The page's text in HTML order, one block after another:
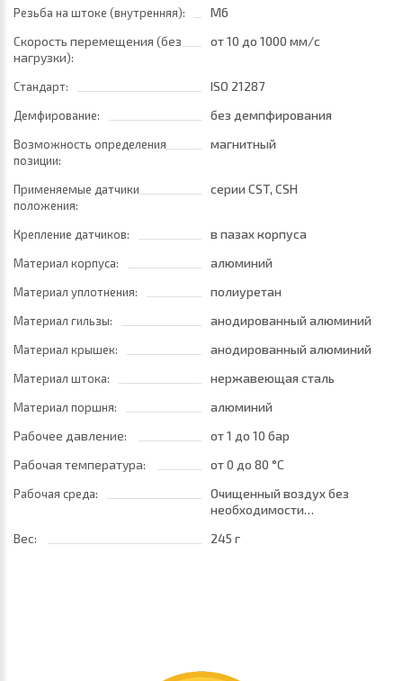
Резьба на штоке (внутренняя):
M6
Скорость перемещения (без
нагрузки):
от 10 до 1000 мм/с
Стандарт: ISO 21287
Демфирование: без демпфирования
Возможность определения
позиции:
магнитный
Применяемые датчики
положения:
серии CST, CSH
Крепление датчиков: в пазах корпуса
Материал корпуса: алюминий
Материал уплотнения: полиуретан
Материал гильзы: анодированный алюминий
Материал крышек: анодированный алюминий
Материал штока: нержавеющая сталь
Материал поршня:
алюминий
Рабочее давление:
от 1 до 10 бар
Рабочая температура:
от 0 до 80 °C
Рабочая среда:
Очищенный воздух без
необходимости
установка центробежного
Вес: 245 г